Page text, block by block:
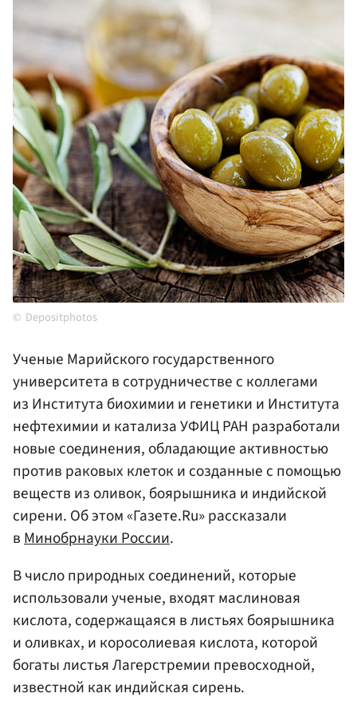
Depositphotos
Ученые Марийского государственного
университета в сотрудничестве с коллегами
из Института биохимии и генетики и Института
нефтехимии и катализа УФИЦ РАН разработали
новые соединения, обладающие активностью
против раковых клеток и созданные с помощью
веществ из оливок, боярышника и индийской
сирени. Об этом «Газете.Ru» рассказали
вМинобрнауки России.
В число природных соединений, которые
использовали ученые, входят маслиновая
кислота, содержащаяся в листьях боярышника
и оливках, и коросолиевая кислота, которой
богаты листья Лагерстремии превосходной,
известной как индийская сирень.